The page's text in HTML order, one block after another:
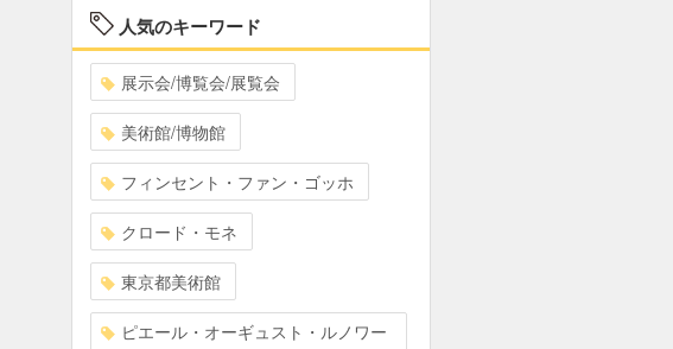
人気のキーワード
展示会/博覧会/展覧会
美術館/博物館
フィンセント・ファン・ゴッホ
クロード・モネ
東京都美術館
ピエール・オーギュスト・ルノワー